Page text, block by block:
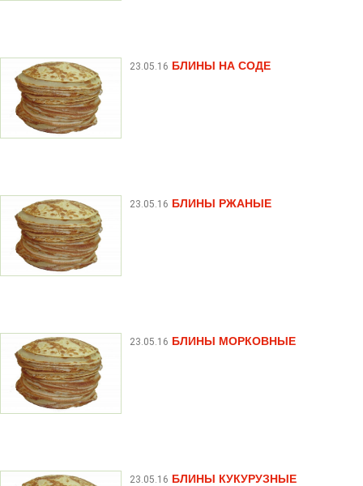
23.05.16 БЛИНЫ НА СОДЕ
23.05.16 БЛИНЫ РЖАНЫЕ
23.05.16 БЛИНЫ МОРКОВНЫЕ
23.05.16 БЛИНЫ КУКУРУЗНЫЕ